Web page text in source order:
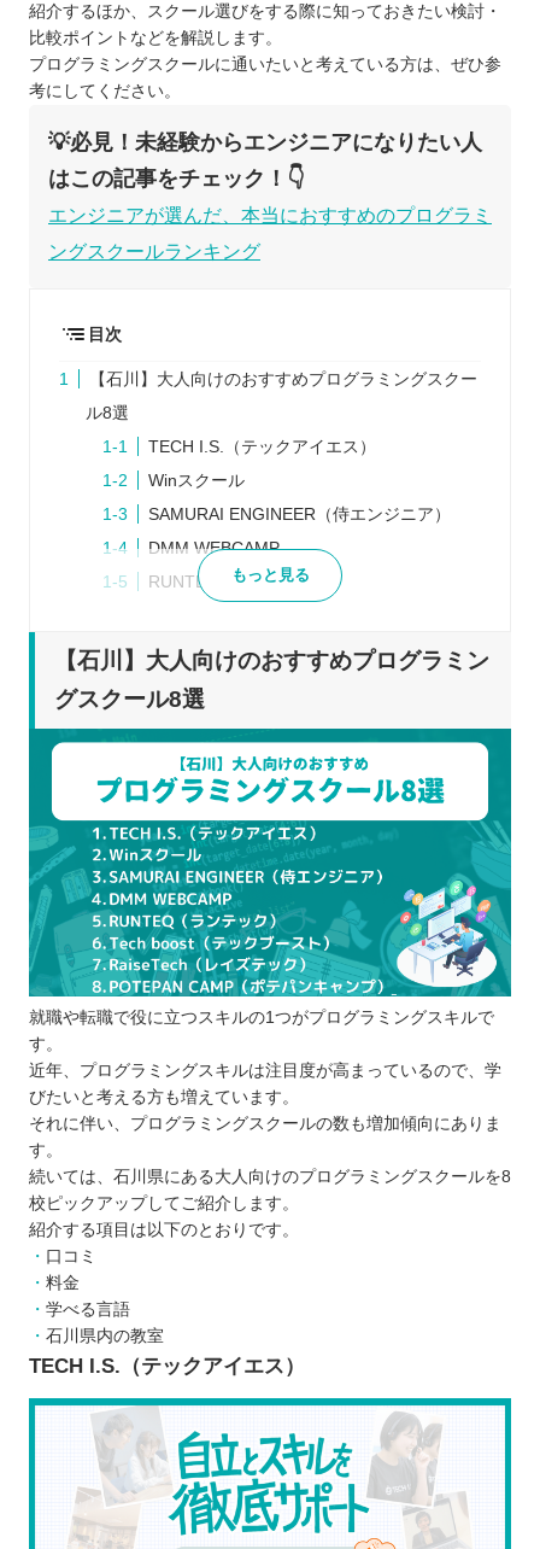
紹介するほか、スクール選びをする際に知っておきたい検討・
比較ポイントなどを解説します。
プログラミングスクールに通いたいと考えている方は、ぜひ参
考にしてください。
💡必見！未経験からエンジニアになりたい人
はこの記事をチェック！👇
エンジニアが選んだ、本当におすすめのプログラミ
ングスクールランキング
目次
【石川】大人向けのおすすめプログラミングスクー
ル8選
TECH I.S.（テックアイエス）
Winスクール
SAMURAI ENGINEER（侍エンジニア）
DMM WEBCAMP
RUNTEQ（ランテック）
RaiseTech（レイズテック）
プログラミングスクールを検討するときの5つのポ
受講できる時間や予算の上限を決めておく
複数のスクールを比較する
入会前に説明会や無料体験に参加する
学ぶ目的を明確にする
スクールの口コミや体験談をチェックする
プログラミングスクールを比較するときの5つのポ
イント
無理なく通えるスケジュールか
受講料は適切か
サポート体制は整っているか
プログラミングスクールに通う5つのメリット
モチベーションの維持に効果的
効率良くプログラミングの学習を進められ
る
実務で役立つスキルを身に付けられる
プログラミングスクールに通う3つのデメリット
学習内容が目的と合致しないことがある
独学に比べてお金がかかる
もっと見る
【石川】大人向けのおすすめプログラミン
グスクール8選
就職や転職で役に立つスキルの1つがプログラミングスキルで
す。
近年、プログラミングスキルは注目度が高まっているので、学
びたいと考える方も増えています。
それに伴い、プログラミングスクールの数も増加傾向にありま
す。
続いては、石川県にある大人向けのプログラミングスクールを8
校ピックアップしてご紹介します。
紹介する項目は以下のとおりです。
口コミ
料金
学べる言語
石川県内の教室
TECH I.S.（テックアイエス）